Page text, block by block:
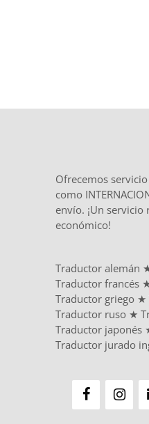
Ofrecemos
como
envío. ¡Un
económico!
Traductor alemán
Traductor francés
Traductor griego ★
Traductor ruso ★
Traductor japonés
Traductor jurado